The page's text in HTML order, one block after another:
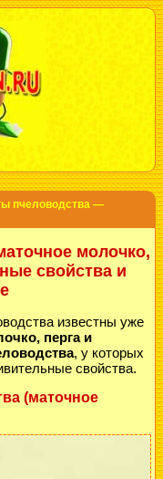
пчеловодства —
молочко,
свойства и
известны уже
перга и
, у которых
свойства.
(маточное